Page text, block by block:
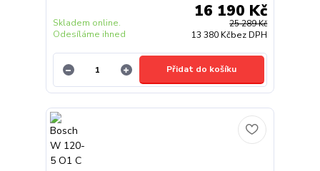
25 289 Kč
16 190 Kč
13 380 Kčbez DPH
Skladem online.
Odesíláme ihned
Přidat do košíku